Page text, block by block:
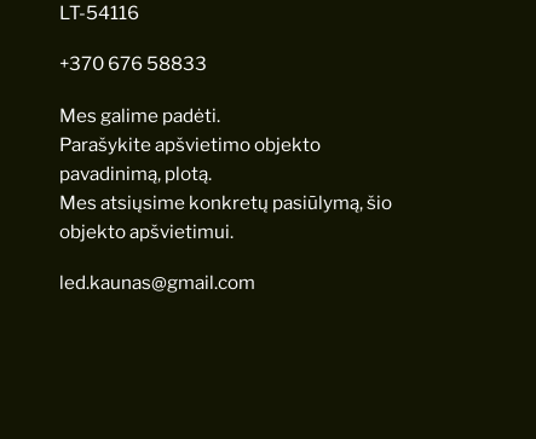
LT-54116
+370 676 58833
Mes galime padėti.
Parašykite apšvietimo objekto
pavadinimą, plotą.
Mes atsiųsime konkretų pasiūlymą, šio
objekto apšvietimui.
led.kaunas@gmail.com